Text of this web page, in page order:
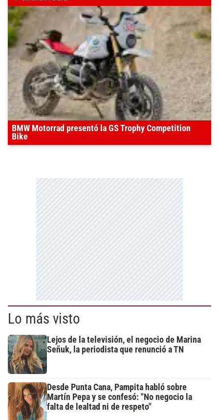
BMW Motorrad presentó la GS Trophy Competition
Bike
Lo más visto
Lejos de la televisión, el negocio de Marina
Señuk, la periodista que renunció a TN
Desde Punta Cana, Pampita habló sobre
Martín Pepa y se confesó: "No negocio la
falta de lealtad ni de respeto"